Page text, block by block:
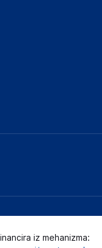
iz mehanizma: